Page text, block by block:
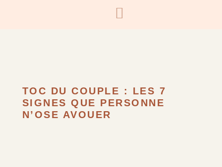
TOC DU COUPLE : LES 7
SIGNES QUE PERSONNE
N’OSE AVOUER